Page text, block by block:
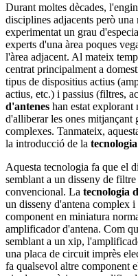
Durant moltes dècades,
disciplines adjacents però
experimentat un grau
experts d'una àrea poques
l'àrea adjacent. Al mateix
centrat principalment a
tipus de dispositius actius
actius, etc.) i passius (filtres,
d'antenes han estat explorant
d'alliberar les ones mitjançant
complexes. Tanmateix,
la introducció de la
Aquesta tecnologia fa que el
semblant a un disseny de
convencional. La tecnologia
un disseny d'antena complex
component en miniatura
amplificador d'antena. Com
semblant a un xip,
una placa de circuit imprès
fa qualsevol altre component